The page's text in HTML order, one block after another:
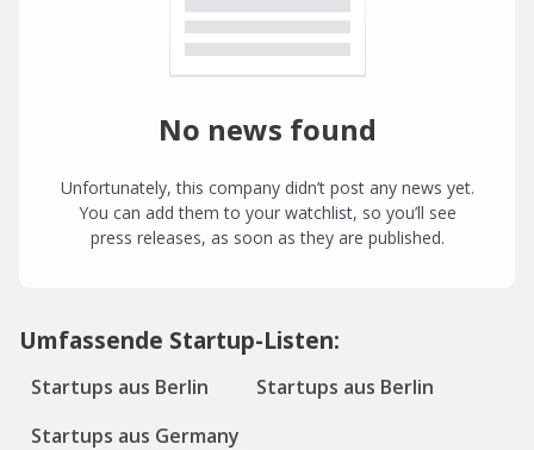
No news found
Unfortunately, this company didn’t post any news yet.
You can add them to your watchlist, so you’ll see
press releases, as soon as they are published.
Umfassende Startup-Listen:
Startups aus Berlin
Startups aus Berlin
Startups aus Germany